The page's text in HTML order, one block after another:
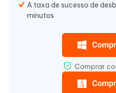
A taxa de sucesso de
minutos